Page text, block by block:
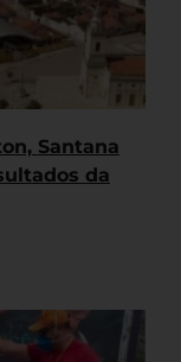
Santana
da